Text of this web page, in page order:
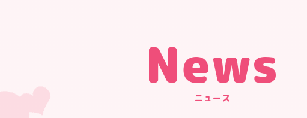
News
ニュース